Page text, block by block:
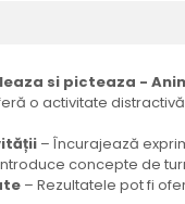
si picteaza -
o activitate
– Încurajează
concepte de
– Rezultatele pot fi